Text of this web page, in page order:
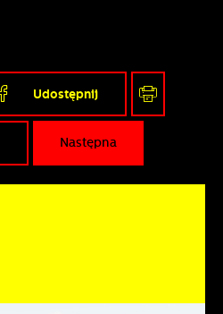
Udostępnij
Następna